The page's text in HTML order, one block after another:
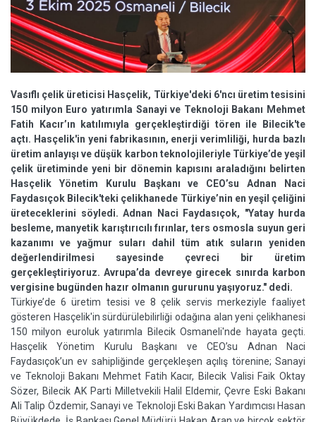
Vasıflı çelik üreticisi Hasçelik, Türkiye'deki 6'ncı üretim tesisini
150 milyon Euro yatırımla Sanayi ve Teknoloji Bakanı Mehmet
Fatih Kacır’ın katılımıyla gerçekleştirdiği tören ile Bilecik'te
açtı. Hasçelik'in yeni fabrikasının, enerji verimliliği, hurda bazlı
üretim anlayışı ve düşük karbon teknolojileriyle Türkiye’de yeşil
çelik üretiminde yeni bir dönemin kapısını araladığını belirten
Hasçelik Yönetim Kurulu Başkanı ve CEO’su Adnan Naci
Faydasıçok Bilecik'teki çelikhanede Türkiye’nin en yeşil çeliğini
üreteceklerini söyledi. Adnan Naci Faydasıçok, "Yatay hurda
besleme, manyetik karıştırıcılı fırınlar, ters osmosla suyun geri
kazanımı ve yağmur suları dahil tüm atık suların yeniden
değerlendirilmesi sayesinde çevreci bir üretim
gerçekleştiriyoruz. Avrupa’da devreye girecek sınırda karbon
vergisine bugünden hazır olmanın gururunu yaşıyoruz." dedi.
Türkiye’de 6 üretim tesisi ve 8 çelik servis merkeziyle faaliyet
gösteren Hasçelik'in sürdürülebilirliği odağına alan yeni çelikhanesi
150 milyon euroluk yatırımla Bilecik Osmaneli'nde hayata geçti.
Hasçelik Yönetim Kurulu Başkanı ve CEO’su Adnan Naci
Faydasıçok’un ev sahipliğinde gerçekleşen açılış törenine; Sanayi
ve Teknoloji Bakanı Mehmet Fatih Kacır, Bilecik Valisi Faik Oktay
Sözer, Bilecik AK Parti Milletvekili Halil Eldemir, Çevre Eski Bakanı
Ali Talip Özdemir, Sanayi ve Teknoloji Eski Bakan Yardımcısı Hasan